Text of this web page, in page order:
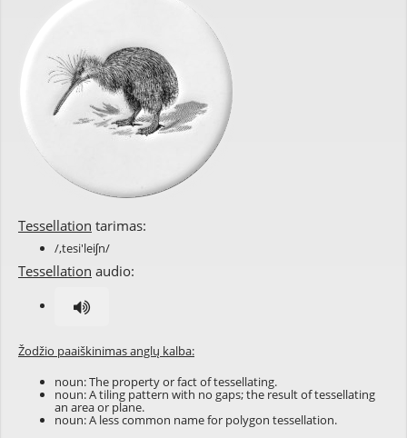
Tessellation tarimas:
/,tesi'leiʃn/
Tessellation audio:
Žodžio paaiškinimas anglų kalba:
noun: The property or fact oftessellating.
noun: Atiling pattern with no gaps; the result of tessellating
an area or plane.
noun: A less common name for polygon tessellation.